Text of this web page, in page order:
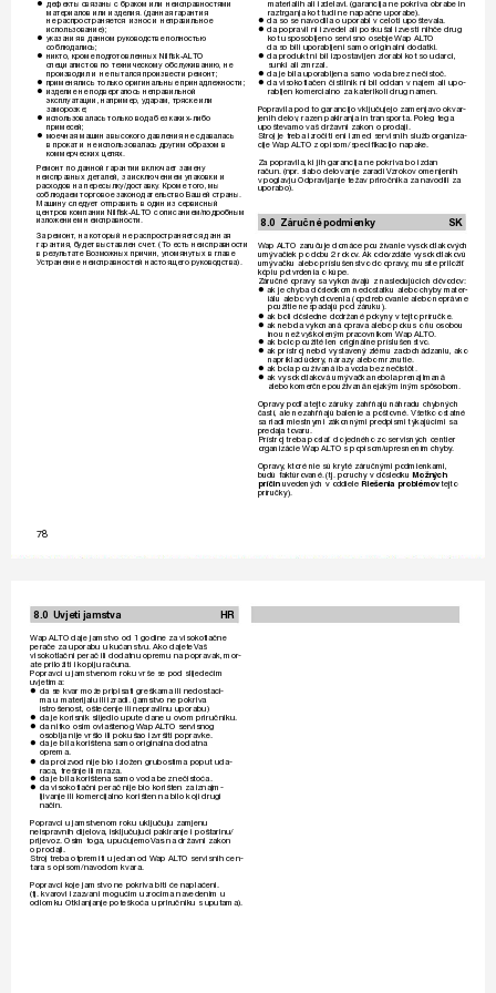
 дефекты связаны с браком или неисправностями materialih ali izdelavi. (garancija ne pokriva obrabe in
материалов или изделия. (данная гарантия raztrganja kot tudi ne napačne uporabe).
не распространяется  износ и неправильное  da so se navodila o uporabi v celoti upoštevala.
использование);  da popravil ni izvedel ali poskušal izvesti nihče drug
 указания в данном руководстве полностью kot usposobljeno servisno osebje Wap ALTO
соблюдались; da so bili uporabljeni samo originalni dodatki.
 никто, кроме подготовленных Nilﬁsk-ALTO  da produkt ni bil izpostavljen zlorabi kot so udarci,
специалистов по техническому обслуживанию, не sunki ali zmrzal.
производил и не пытался произвести ремонт;  da je bila uporabljena samo voda brez nečistoč.
 применялись только оригинальные принадлежности;  da visokotlačen čistilnik ni bil oddan v najem ali upo-
 изделие не подвергалось неправильной rabljen komercialno za katerikoli drug namen.
эксплуатации, например, ударам, тряске или
заморозке;
Popravila pod to garancijo vključujejo zamenjavo okvar-
 использовалась только вода без каких-либо jenih delov, razen pakiranja in transporta. Poleg tega
примесей; upoštevamo vaš državni zakon o prodaji.
 моечная машина высокого давления не сдавалась Stroj je treba izročiti eni izmed servisnih služb organiza-
в прокат и не использовалась другим образом в cije Wap ALTO z opisom/speciﬁ kacijo napake.
коммерческих целях.
Za popravila, ki jih garancija ne pokriva bo izdan
Ремонт по данной гарантии включает замену račun. (npr. slabo delovanje zaradi Vzrokov omenjenih
неисправных деталей, за исключением упаковки и v poglavju Odpravljanje težav priročnika za navodili za
расходов на пересылку/доставку. Кроме того, мы uporabo).
соблюдаем торговое законодат ельство Вашей страны.
Машину следует отправить в один из сервисный
центров компании Nilﬁ sk-ALTO с описанием/подробным
изложением неисправности.
8.0 Záručné podmienky SK
За ремонт, на который не распространяется данная
гарантия, будет выставлен счет. (То есть неисправности Wap ALTO zaru čuje domáce používanie vysokotlakových
в результате Возможных причин, упомянутых в главе umývačiek po dobu 2 rokov. Ak odovzdáte vysokotlakovú
Устранение неисправностей настоящ его руководства). umývačku alebo príslušenstvo do opravy, musíte priložiť
kópiu potvrdenia o kúpe.
Záručné opravy sa vykonávajú z nasledujúcich dôvodov:
 ak je chyba dôsledk om nedostatku alebo chyby mater-
iálu alebo vyhotovenia (opotrebovanie alebo neprávne
použitie nespadajú pod záruku).
 ak boli dôsledne dodržané pokyny v tejto príručke.
 ak nebola vykonaná oprava alebo pokus o ňu osobou
inou než vyškoleným pracovníkom Wap ALTO
 ak bolo použité len originálne príslušenstvo.
 ak prístroj nebol vystavený zlému zaobchádzaniu, ako
napríklad údery, nárazy alebo mrznutie.
 ak bola používaná iba voda bez nečistôt.
 ak vysokotlaková umývačka nebola prenajímaná
alebo komerčne používaná nejakým iným spôsobom.
Opravy pod ľa tejto záruky zahŕňajú náhradu chybných
častí, ale nezahŕňajú balenie a poštovné. Všetko ostatné
sa riadi miestnymi zákonnými predpismi týkajúcimi sa
predaja tovaru.
Prístroj treba poslať do jedného zo servisných centier
organizácie Wap ALTO s popisom/upresnením chyby.
Opravy, ktoré nie sú kryté záručnými podmienkami,
budú faktúrované. (tj. poruchy v dôsledku
Možných
príčin uvedených v oddiele Riešenia problémov tejto
príručky).
78
8.0 Uvjeti jamstva HR
Wap ALTO daje jamstvo od 1 godine za visokotlačne
perače za uporabu u kućanstvu. Ako dajete Vaš
visokotlačni perač ili dodatnu opremu na popravak, mor-
ate priložiti i kopiju računa.
Popravci u jamstvenom roku vrše se pod slijedećim
uvjetima:
 da se kvar može pripisati greškama ili nedostaci-
ma u materijalu ili izradi. (jamstvo ne pokriva
istrošenost, oštećenje ili nepravilnu uporabu)
 da je korisnik slijedio upute dane u ovom priručniku.
 da nitko osim ovlaštenog Wap ALTO servisnog
osoblja nije vršio ili pokušao izvršiti popravke.

da je bila korištena samo originalna dodatna
oprema.
 da proizvod nije bio izložen grubostima poput uda-
raca, trešnje ili mraza.
 da je bila korištena samo voda bez nečistoća.
 da visokotlačni perač nije bio korišten za iznajm-
ljivanje ili komercijalno korišten na bilo koji drugi
način.
Popravci u jamstvenom roku uključuju zamjenu
neispravnih dijelova, isključujući pakiranje i poštarinu/
prijevoz. Osim toga, upućujemo Vas na državni zakon
o prodaji.
Stroj treba otpremiti u jedan od Wap ALTO servisnih cen-
tara s opisom/navodom kvara.
Popravci koje jamstvo ne pokriva biti će naplaćeni.
(tj. kvarovi izazvani mogućim uzrocima navedenim u
odlomku Otklanjanje poteškoća u priručniku s uputama).